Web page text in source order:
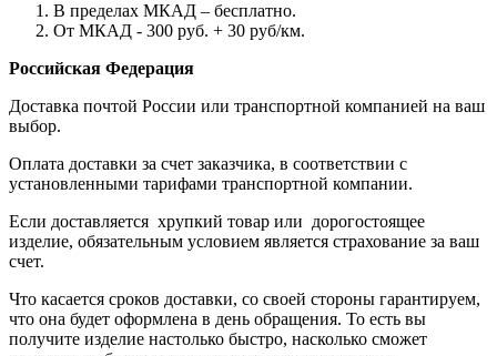
В пределах МКАД – бесплатно.
От МКАД - 300 руб. + 30 руб/км.
Российская Федерация
Доставка почтой России или транспортной компанией на ваш
выбор.
Оплата доставки за счет заказчика, в соответствии с
установленными тарифами транспортной компании.
Если доставляется хрупкий товар или дорогостоящее
изделие, обязательным условием является страхование за ваш
счет.
Что касается сроков доставки, со своей стороны гарантируем,
что она будет оформлена в день обращения. То есть вы
получите изделие настолько быстро, насколько сможет